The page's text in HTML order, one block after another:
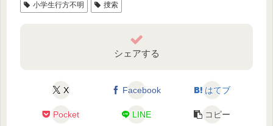
小学生行方不明
捜索
シェアする
X Facebook はてブ
Pocket LINE コピー